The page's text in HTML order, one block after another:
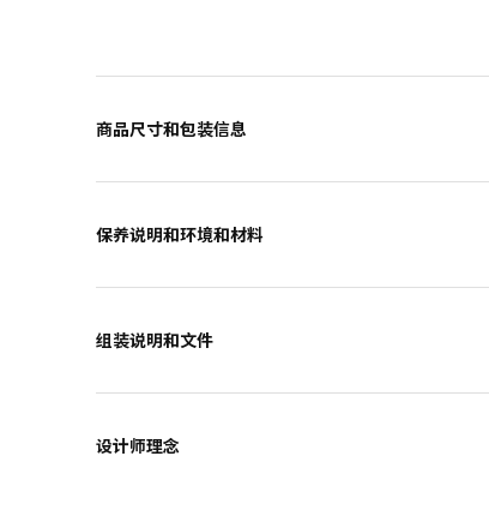
商品尺寸和包装信息
保养说明和环境和材料
组装说明和文件
设计师理念